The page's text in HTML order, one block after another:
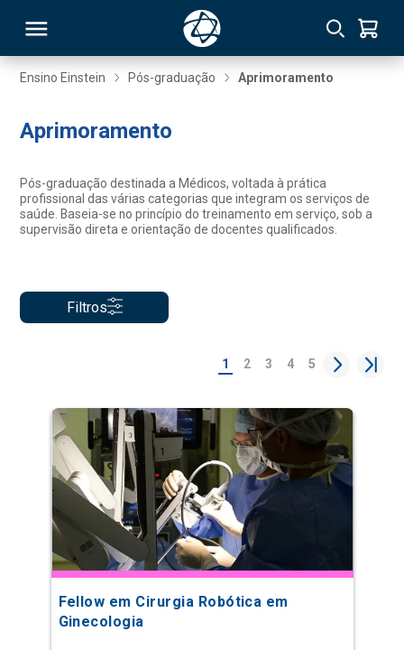
Ensino Einstein Pós-graduação Aprimoramento
Aprimoramento
Pós-graduação destinada a Médicos, voltada à prática
profissional das várias categorias que integram os serviços de
saúde. Baseia-se no princípio do treinamento em serviço, sob a
supervisão direta e orientação de docentes qualificados.
Filtros
1 2 3 4 5
Fellow em Cirurgia Robótica em
Ginecologia